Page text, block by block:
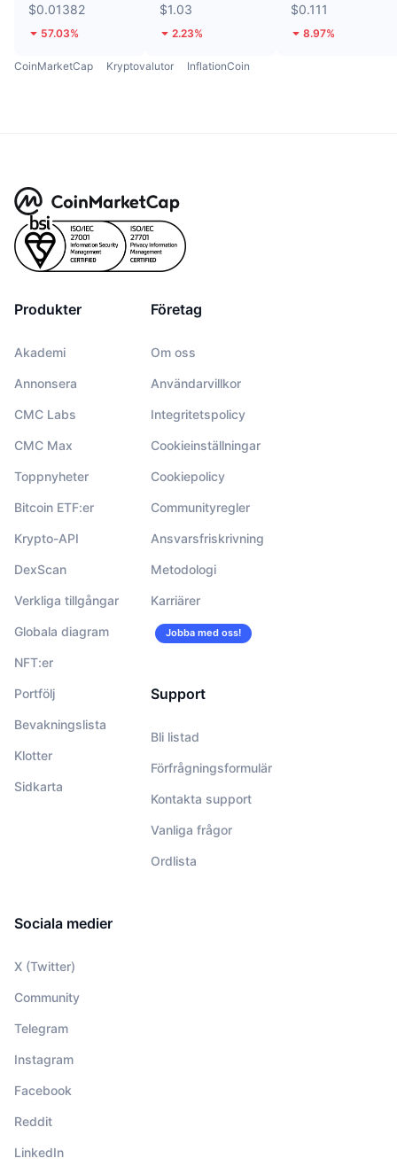
$0.01382
57.03%
$1.03
2.23%
$0.111
8.97%
CoinMarketCap Kryptovalutor InflationCoin
Produkter
Akademi
Annonsera
CMC Labs
CMC Max
Toppnyheter
Bitcoin ETF:er
Krypto-API
DexScan
Verkliga tillgångar
Globala diagram
NFT:er
Portfölj
Bevakningslista
Klotter
Sidkarta
Företag
Om oss
Användarvillkor
Integritetspolicy
Cookieinställningar
Cookiepolicy
Communityregler
Ansvarsfriskrivning
Metodologi
Karriärer
Jobba med oss!
Support
Bli listad
Förfrågningsformulär
Kontakta support
Vanliga frågor
Ordlista
Sociala medier
X (Twitter)
Community
Telegram
Instagram
Facebook
Reddit
LinkedIn